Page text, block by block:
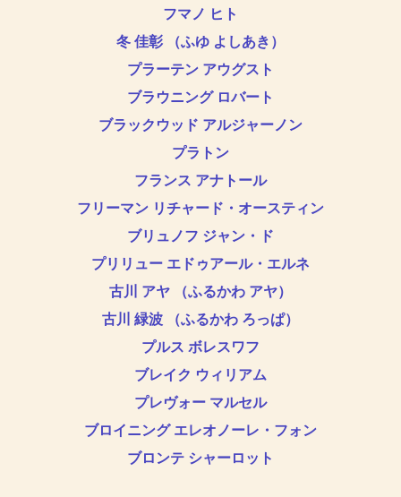
フマノ ヒト
冬 佳彰 （ふゆ よしあき）
プラーテン アウグスト
ブラウニング ロバート
ブラックウッド アルジャーノン
プラトン
フランス アナトール
フリーマン リチャード・オースティン
ブリュノフ ジャン・ド
プリリュー エドゥアール・エルネ
古川 アヤ （ふるかわ アヤ）
古川 緑波 （ふるかわ ろっぱ）
プルス ボレスワフ
ブレイク ウィリアム
プレヴォー マルセル
ブロイニング エレオノーレ・フォン
ブロンテ シャーロット